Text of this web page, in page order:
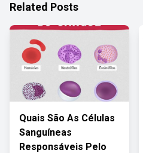
Related Posts
Quais São As Células
Sanguíneas
Responsáveis Pelo